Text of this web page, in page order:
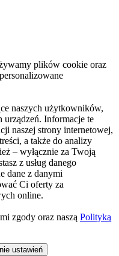
plików cookie oraz
naszych użytkowników,
Informacje te
naszej strony internetowej,
a także do analizy
– wyłącznie za Twoją
z usług danego
dane z danymi
Ci oferty za
online.
zgody oraz naszą Polityką
ustawień